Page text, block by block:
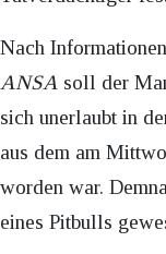
Nach
ANSA soll der
sich unerlaubt in
aus dem am
worden war.
eines Pitbulls